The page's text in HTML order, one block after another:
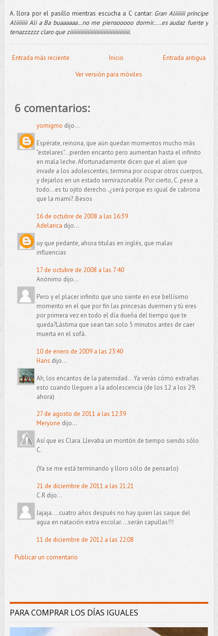
A. llora por el pasillo mientras escucha a C cantar: Gran Aliiiiiii príncipe
Aliiiiiiii Ali a Ba buaaaaaa…no me piensooooo dormir…..es audaz fuerte y
tenazzzzzz claro que ziiiiiiiiiiiiiiiiiiiiiiiiiiiiiiiiiiiiiiiii.
Entrada más reciente Entrada antigua
Inicio
Ver versión para móviles
6 comentarios:
yomigmo dijo...
Espérate, reinona, que aún quedan momentos mucho más
"estelares"...pierden encanto pero aumentan hasta el infinito
en mala leche. Afortunadamente dicen que el alien que
invade a los adolescentes, termina por ocupar otros cuerpos,
y dejarlos en un estado semirazonable. Por cierto, C. pese a
todo...es tu ojito derecho..¿será porque es igual de cabrona
que la mami?. Besos
16 de octubre de 2008 a las 16:39
Adelarica dijo...
uy que pedante, ahora titulas en inglés, que malas
influencias
17 de octubre de 2008 a las 7:40
Anónimo dijo...
Pero y el placer infinito que uno siente en ese bellìsimo
momento en el que por fin las princesas duermen y tù eres
por primera vez en todo el dìa dueña del tiempo que te
queda?Làstima que sean tan solo 5 minutos antes de caer
muerta en el sofà.
10 de enero de 2009 a las 23:40
Hans dijo...
Ah, los encantos de la paternidad... Ya verás cómo extrañas
esto cuando lleguen a la adolescencia (de los 12 a los 29,
ahora)
27 de agosto de 2011 a las 12:39
Meryone dijo...
Así que es Clara. Llevaba un montón de tiempo siendo sólo
C.
(Ya se me está terminando y lloro sólo de pensarlo)
21 de diciembre de 2011 a las 21:21
C.R dijo...
Jajaja....cuatro años después no hay quien las saque del
agua en natación extra escolar....serán capullas!!!
11 de diciembre de 2012 a las 22:08
Publicar un comentario
PARA COMPRAR LOS DÍAS IGUALES